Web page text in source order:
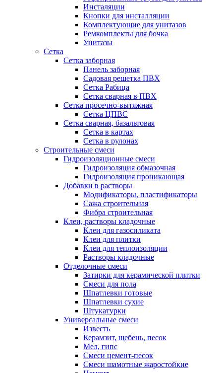
Инсталяции
Кнопки для инсталляции
Комплектующие для унитазов
Ремкомплекты для бочка
Унитазы
Сетка
Сетка заборная
Панель заборная
Садовая решетка ПВХ
Сетка Рабица
Сетка сварная в ПВХ
Сетка просечно-вытяжная
Сетка ЦПВС
Сетка сварная, базальтовая
Сетка в картах
Сетка в рулонах
Строительные смеси
Гидроизоляционные смеси
Гидроизоляция обмазочная
Гидроизоляция проникающая
Добавки в растворы
Модификаторы, пластификаторы
Сажа строительная
Фибра строительная
Клеи, растворы кладочные
Клеи для газосиликата
Клеи для плитки
Клеи для теплоизоляции
Растворы кладочные
Отделочные смеси
Затирки для керамической плитки
Смеси для пола
Шпатлевки готовые
Шпатлевки сухие
Штукатурки
Универсальные смеси
Известь
Керамзит, щебень, песок
Мел, гипс
Смеси цемент-песок
Смеси шамотные жаростойкие